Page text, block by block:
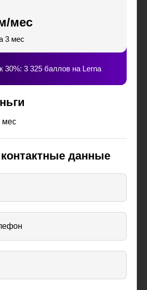
мес
3 мес
30%: 3 325 баллов на Lerna
мес
данные